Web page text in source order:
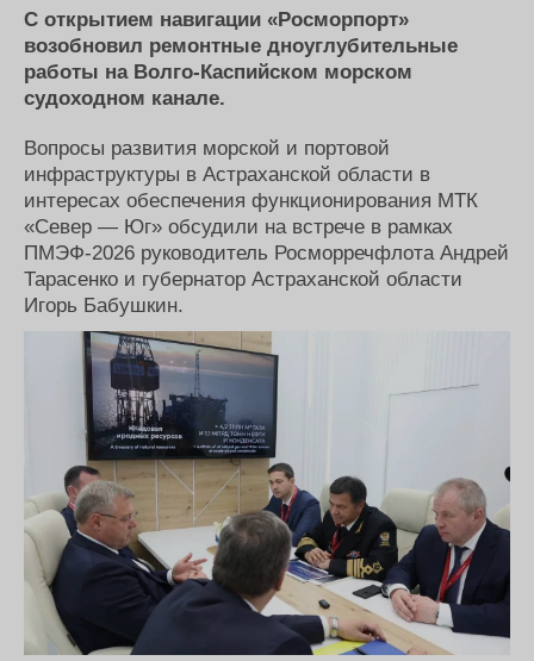
Компании
Репутация
Крюинг
Журнал
Реклама
Оборудование
Изделия
Конференции
Выставки и семинары
Личности
Словарь
Флот
Галерея флота
С открытием навигации «Росморпорт»
возобновил ремонтные дноуглубительные
работы на Волго-Каспийском морском
судоходном канале.
Вопросы развития морской и портовой
инфраструктуры в Астраханской области в
интересах обеспечения функционирования МТК
«Север — Юг» обсудили на встрече в рамках
ПМЭФ-2026 руководитель Росморречфлота Андрей
Тарасенко и губернатор Астраханской области
Игорь Бабушкин.